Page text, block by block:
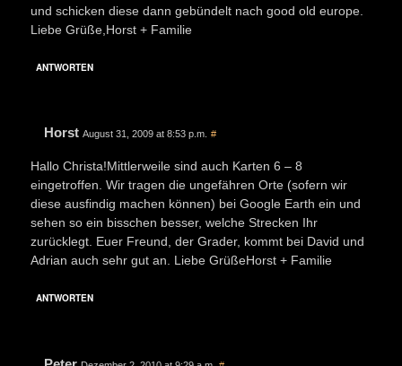
und schicken diese dann gebündelt nach good old europe.
Liebe Grüße,Horst + Familie
ANTWORTEN
Horst August 31, 2009 at 8:53 p.m. #
Hallo Christa!Mittlerweile sind auch Karten 6 – 8
eingetroffen. Wir tragen die ungefähren Orte (sofern wir
diese ausfindig machen können) bei Google Earth ein und
sehen so ein bisschen besser, welche Strecken Ihr
zurücklegt. Euer Freund, der Grader, kommt bei David und
Adrian auch sehr gut an. Liebe GrüßeHorst + Familie
ANTWORTEN